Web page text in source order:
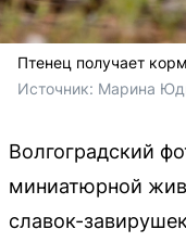
Птенец получает
Источник: Марина
Волгоградский
миниатюрной
славок-